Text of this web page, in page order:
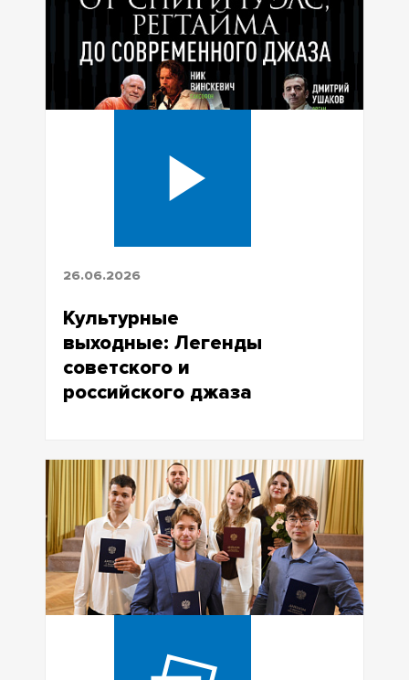
26.06.2026
Культурные
выходные: Легенды
советского и
российского джаза
«Линия джаза: музыка и наука»